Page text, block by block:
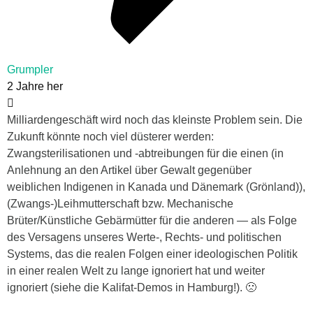
Grumpler
2 Jahre her
Milliardengeschäft wird noch das kleinste Problem sein. Die
Zukunft könnte noch viel düsterer werden:
Zwangsterilisationen und -abtreibungen für die einen (in
Anlehnung an den Artikel über Gewalt gegenüber
weiblichen Indigenen in Kanada und Dänemark (Grönland)),
(Zwangs-)Leihmutterschaft bzw. Mechanische
Brüter/Künstliche Gebärmütter für die anderen — als Folge
des Versagens unseres Werte-, Rechts- und politischen
Systems, das die realen Folgen einer ideologischen Politik
in einer realen Welt zu lange ignoriert hat und weiter
ignoriert (siehe die Kalifat-Demos in Hamburg!). 🙁